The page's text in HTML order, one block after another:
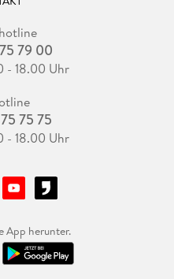
79 00
- 18.00 Uhr
75 75
- 18.00 Uhr
App herunter.